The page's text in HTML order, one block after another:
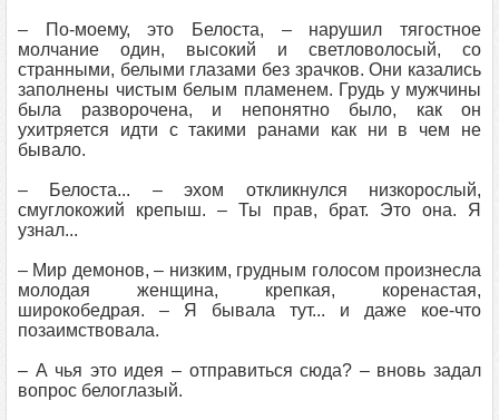
– По‑моему, это Белоста, – нарушил тягостное
молчание один, высокий и светловолосый, со
странными, белыми глазами без зрачков. Они казались
заполнены чистым белым пламенем. Грудь у мужчины
была разворочена, и непонятно было, как он
ухитряется идти с такими ранами как ни в чем не
бывало.
– Белоста... – эхом откликнулся низкорослый,
смуглокожий крепыш. – Ты прав, брат. Это она. Я
узнал...
– Мир демонов, – низким, грудным голосом произнесла
молодая женщина, крепкая, коренастая,
широкобедрая. – Я бывала тут... и даже кое‑что
позаимствовала.
– А чья это идея – отправиться сюда? – вновь задал
вопрос белоглазый.